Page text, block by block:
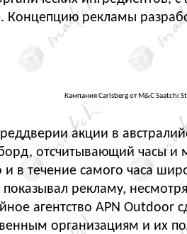
Концепцию рекламы
Кампания Carlsberg от M&C Saatchi
акции в
отсчитывающий часы и
и в течение самого часа
рекламу,
агентство APN Outdoor
организациям и их